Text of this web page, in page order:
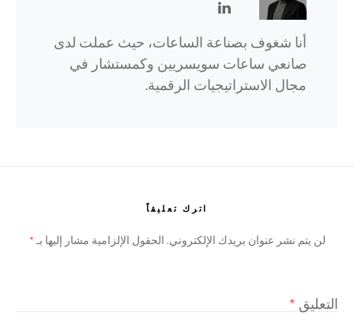
أنا شغوف بصناعة الساعات، حيث عملت لدى
صانعي ساعات سويسريين وكمستشار في
مجال الاستراتيجيات الرقمية.
اترك تعليقاً
لن يتم نشر عنوان بريدك الإلكتروني. الحقول الإلزامية مشار إليها بـ *
التعليق *